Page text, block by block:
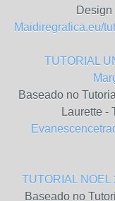
Design
Maidiregrafica.eu/
TUTORIAL
Baseado no
Laurette -
TUTORIAL NOEL
Baseado no